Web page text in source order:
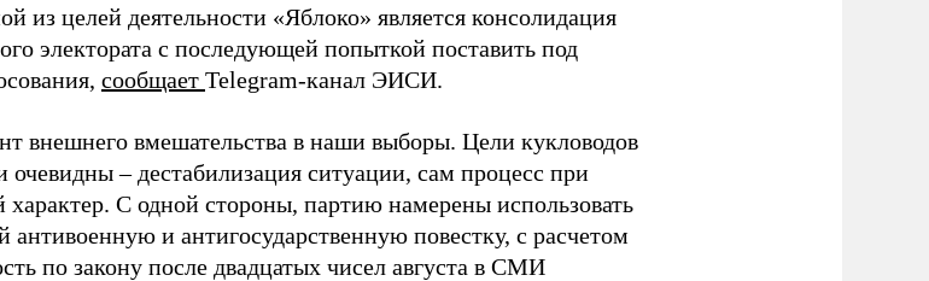
из целей деятельности «Яблоко» является консолидация
электората с последующей попыткой поставить под
сообщает Telegram-канал ЭИСИ.
внешнего вмешательства в наши выборы. Цели кукловодов
– дестабилизация ситуации, сам процесс при
характер. С одной стороны, партию намерены использовать
и антигосударственную повестку, с расчетом
по закону после двадцатых чисел августа в СМИ